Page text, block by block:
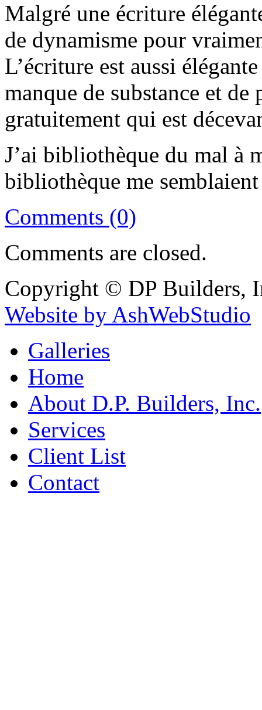
Malgré une écriture
de dynamisme pour
L’écriture est aussi
manque de substance et
gratuitement qui est
J’ai bibliothèque du mal à
bibliothèque me
Comments (0)
Comments are closed.
Copyright © DP Builders,
Website by AshWebStudio
Galleries
Home
About D.P. Builders, Inc.
Services
Client List
Contact